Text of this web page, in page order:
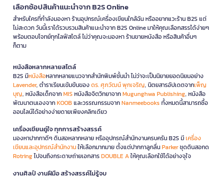
เลือกช้อปสินค้าแนะนำจาก B2S Online
สำหรับใครที่กำลังมองหา ร้านอุปกรณ์เครื่องเขียนใกล้ฉัน หรืออยากแวะร้าน B2S แต่
ไม่สะดวก วันนี้เราได้รวบรวมสินค้าแนะนำจาก B2S Online มาให้คุณเลือกสรรได้ง่ายๆ
พร้อมตอบโจทย์ทุกไลฟ์สไตล์ ไม่ว่าคุณจะมองหา ร้านขายหนังสือ หรือสินค้าอื่นๆ
ก็ตาม
หนังสือหลากหลายสไตล์
B2S มีหนังสือหลากหลายแนวจากสำนักพิมพ์ชั้นนำ ไม่ว่าจะเป็นนิยายยอดนิยมอย่าง
Lavender, ตำราเรียนเข้มข้นของดร. ศุภวัฒน์ พุกเจริญ, นิตยสารอัปเดตจากเพ็ญ
บุญ, หนังสือเด็กจากMIS หนังสือจิตวิทยาจากMugunghwa Publishing, หนังสือ
พัฒนาตนเองจากKOOB และวรรณกรรมจากNanmeebooks ทั้งหมดนี้สามารถซื้อ
ออนไลน์ได้อย่างง่ายดายเพียงคลิกเดียว
เครื่องเขียนคู่ใจ ทุกการสร้างสรรค์
มองหาปากกาดีๆ ดินสอหลากหลาย หรืออุปกรณ์สำนักงานครบครัน B2S มีเครื่อง
เขียนและอุปกรณ์สำนักงานให้เลือกมากมาย ตั้งแต่ปากกาลูกลื่นParkerชุดดินสอกด
Rotringไปจนถึงกระดาษถ่ายเอกสารDOUBLE Aให้คุณเลือกใช้ได้อย่างจุใจ
งานศิลป์ งานฝีมือ สร้างสรรค์ไม่รู้จบ